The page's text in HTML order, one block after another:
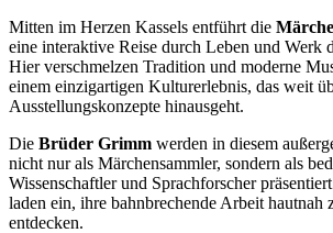
Mitten im Herzen Kassels entführt die
eine interaktive Reise durch Leben und Werk
Hier verschmelzen Tradition und moderne
einem einzigartigen Kulturerlebnis, das weit
Ausstellungskonzepte hinausgeht.
Die Brüder Grimm werden in diesem
nicht nur als Märchensammler, sondern als
Wissenschaftler und Sprachforscher
laden ein, ihre bahnbrechende Arbeit hautnah
entdecken.